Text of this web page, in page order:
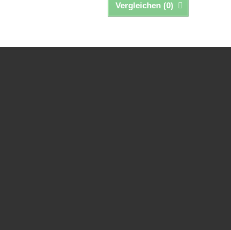
Vergleichen (0)